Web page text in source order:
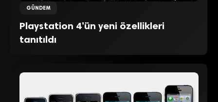
GÜNDEM
Playstation 4’ün yeni özellikleri
tanıtıldı